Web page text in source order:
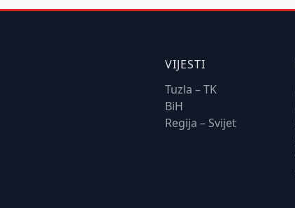
VIJESTI
Tuzla – TK
BiH
Regija – Svijet